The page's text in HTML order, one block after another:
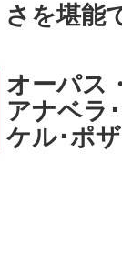
さを堪能
オーパス
アナベラ
ケル･ポ